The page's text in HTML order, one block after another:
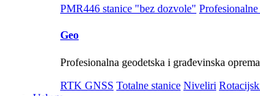
PMR446 stanice "bez dozvole" Profesionalne
Geo
Profesionalna geodetska i građevinska
RTK GNSS Totalne stanice Niveliri